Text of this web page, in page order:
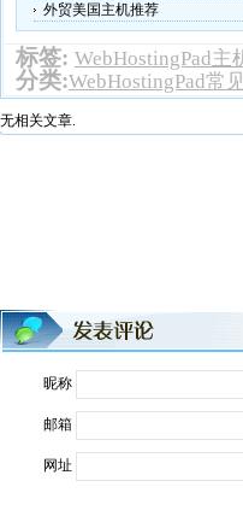
外贸美国主机推荐
标签: WebHostingPad主
分类:WebHostingPad常
无相关文章.
昵称
邮箱
网址